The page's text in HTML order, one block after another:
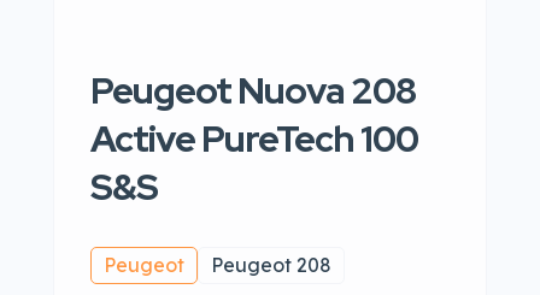
Peugeot Nuova 208
Active PureTech 100
S&S
Peugeot Peugeot 208